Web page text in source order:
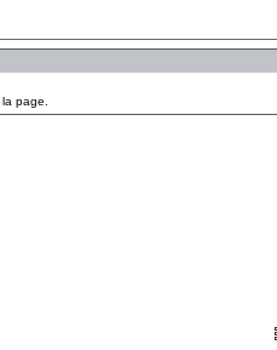
page.